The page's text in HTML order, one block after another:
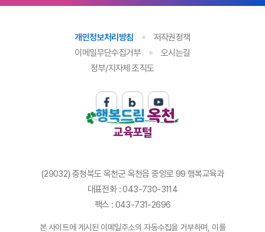
교육포털
개인정보처리방침
저작권정책
이메일무단수집거부
오시는길
정부/지자체 조직도
(29032) 충청북도 옥천군 옥천읍 중앙로 99 행복교육과
대표전화 : 043-730-3114
팩스 : 043-731-2696
본 사이트에 게시된 이메일주소의 자동수집을 거부하며, 이를